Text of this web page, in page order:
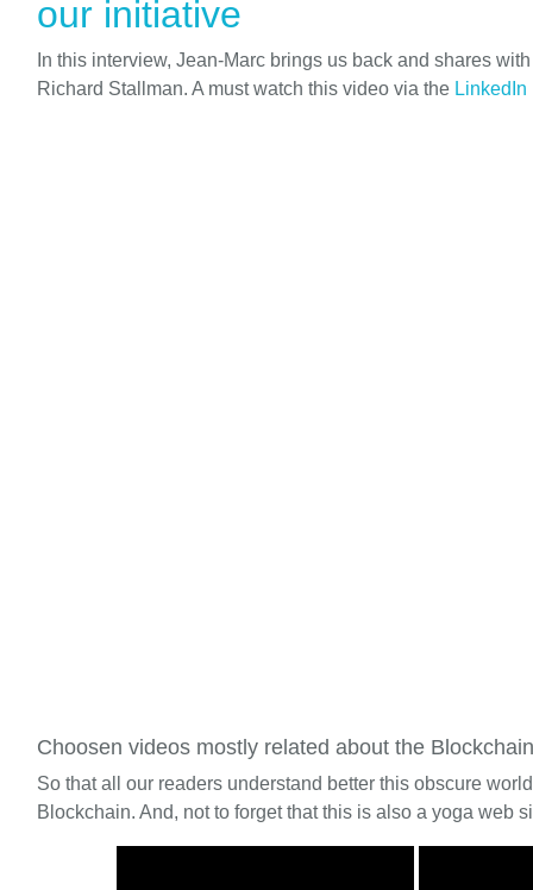
our initiative
In this interview, Jean-Marc brings us back and shares
Richard Stallman. A must watch this video via the LinkedIn
Choosen videos mostly related about the Blockchain
So that all our readers understand better this obscure
Blockchain. And, not to forget that this is also a yoga web